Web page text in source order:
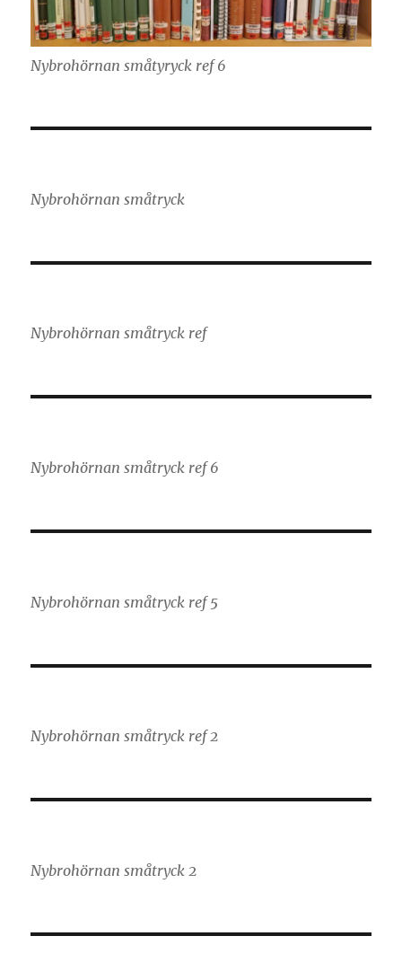
Nybrohörnan småtyryck ref 6
Nybrohörnan småtryck
Nybrohörnan småtryck ref
Nybrohörnan småtryck ref 6
Nybrohörnan småtryck ref 5
Nybrohörnan småtryck ref 2
Nybrohörnan småtryck 2